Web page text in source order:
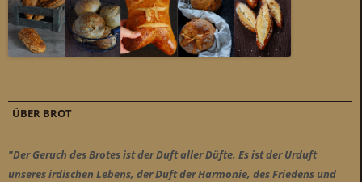
ÜBER BROT
"Der Geruch des Brotes ist der Duft aller Düfte. Es ist der Urduft
unseres irdischen Lebens, der Duft der Harmonie, des Friedens und